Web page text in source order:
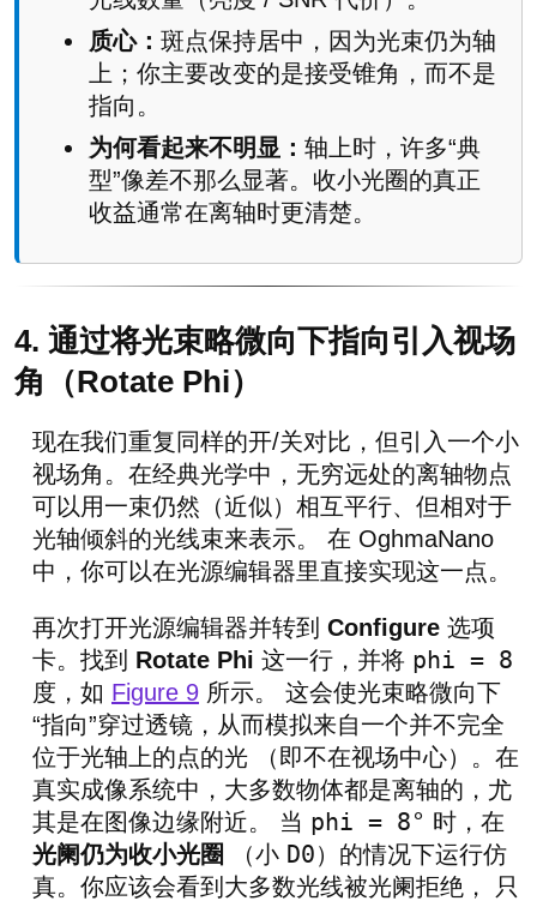
质心： 斑点保持居中，因为光束仍为轴
上；你主要改变的是接受锥角，而不是
指向。
为何看起来不明显： 轴上时，许多“典
型”像差不那么显著。收小光圈的真正
收益通常在离轴时更清楚。
4. 通过将光束略微向下指向引入视场
角（Rotate Phi）
现在我们重复同样的开/关对比，但引入一个小
视场角。在经典光学中，无穷远处的离轴物点
可以用一束仍然（近似）相互平行、但相对于
光轴倾斜的光线束来表示。 在 OghmaNano
中，你可以在光源编辑器里直接实现这一点。
再次打开光源编辑器并转到 Configure 选项
卡。找到 Rotate Phi 这一行，并将 phi = 8
度，如 Figure 9 所示。 这会使光束略微向下
“指向”穿过透镜，从而模拟来自一个并不完全
位于光轴上的点的光 （即不在视场中心）。在
真实成像系统中，大多数物体都是离轴的，尤
其是在图像边缘附近。 当 phi = 8° 时，在
光阑仍为收小光圈
（小 D0）的情况下运行仿
真。你应该会看到大多数光线被光阑拒绝， 只